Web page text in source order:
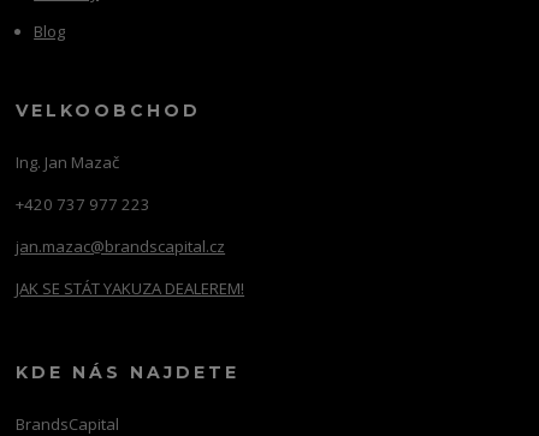
Blog
VELKOOBCHOD
Ing. Jan Mazač
+420 737 977 223
jan.mazac@brandscapital.cz
JAK SE STÁT YAKUZA DEALEREM!
KDE NÁS NAJDETE
BrandsCapital